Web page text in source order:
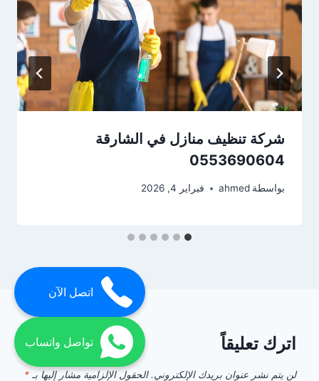
شركة تنظيف منازل في الشارقة
0553690604
بواسطة ahmed فبراير 4, 2026
اترك تعليقاً
لن يتم نشر عنوان بريدك الإلكتروني. الحقول الإلزامية مشار إليها بـ *
اتصل الآن
تواصل واتساب